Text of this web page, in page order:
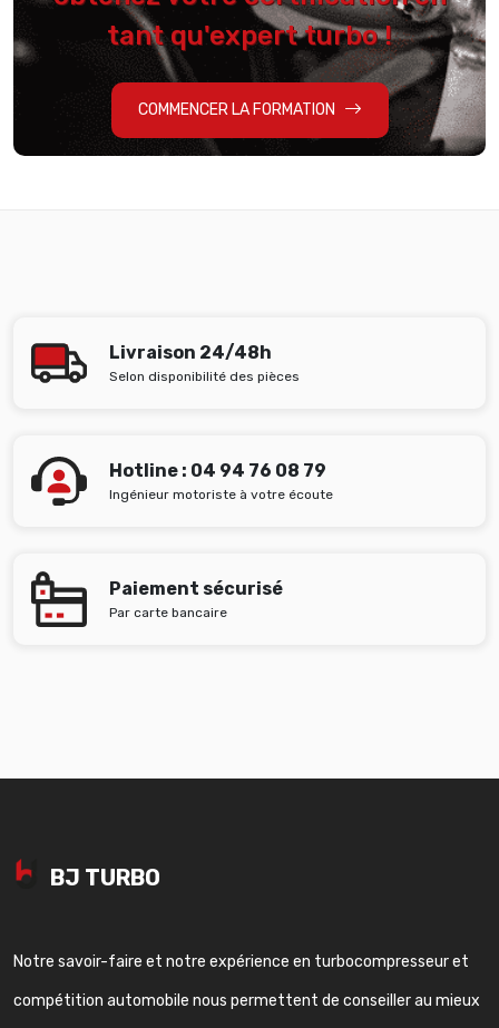
tant qu'expert turbo !
COMMENCER LA FORMATION
Livraison 24/48h
Selon disponibilité des pièces
Hotline : 04 94 76 08 79
Ingénieur motoriste à votre écoute
Paiement sécurisé
Par carte bancaire
BJ TURBO
Notre savoir-faire et notre expérience en turbocompresseur et
compétition automobile nous permettent de conseiller au mieux